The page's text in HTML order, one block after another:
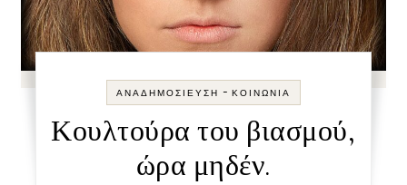
ΑΝΑΔΗΜΟΣΊΕΥΣΗ - ΚΟΙΝΩΝΊΑ
Κουλτούρα του βιασμού,
ώρα μηδέν.